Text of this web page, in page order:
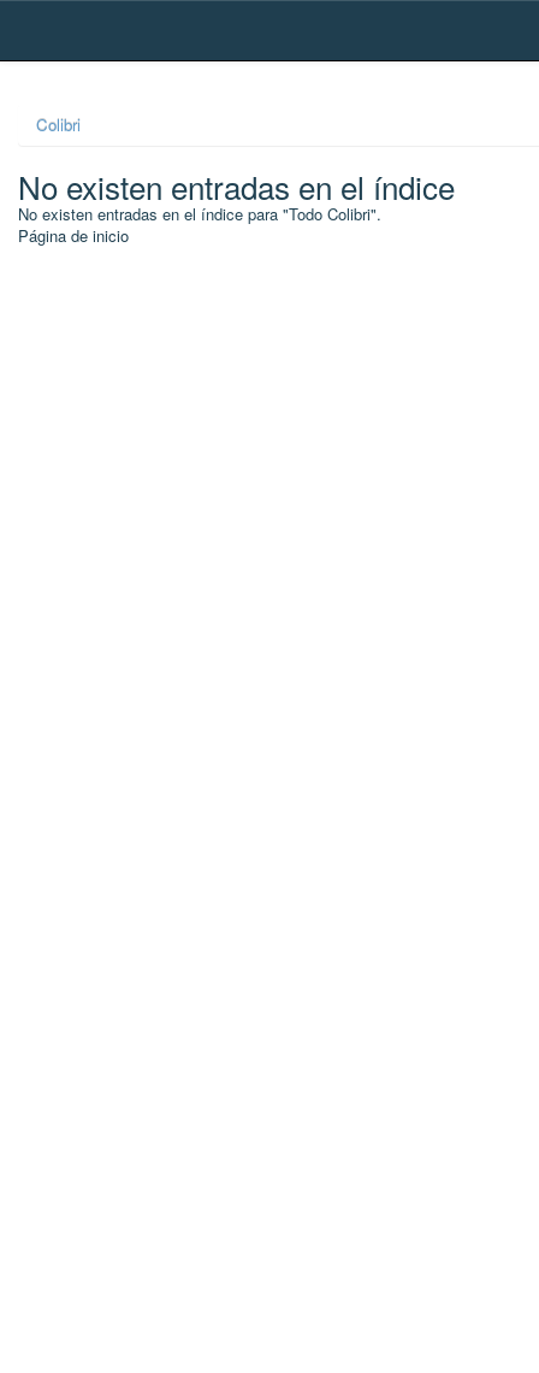
Skip
Colibri
No existen entradas en el índice
No existen entradas en el índice para "Todo Colibri".
Página de inicio